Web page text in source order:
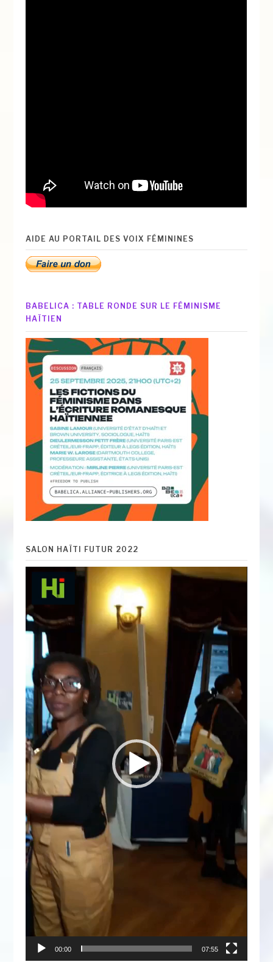
AIDE AU PORTAIL DES VOIX FÉMININES
BABELICA : TABLE RONDE SUR LE FÉMINISME
HAÏTIEN
SALON HAÏTI FUTUR 2022
00:00 07:55